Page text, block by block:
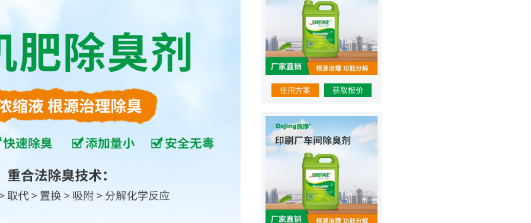
使用方案 获取报价